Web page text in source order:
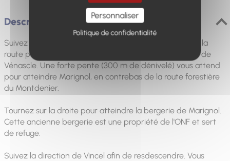
Description
Suivez la direction "collet de Naverre" en marchant sur la
route principale, mais très peu empruntée, du plateau de
Vénascle. Une forte pente (300 m de dénivelé) vous attend
pour atteindre Marignol, en contrebas de la route forestière
du Montdenier.
Tournez sur la droite pour atteindre la bergerie de Marignol.
Cette ancienne bergerie est une propriété de l'ONF et sert
de refuge.
Suivez la direction de Vincel afin de resdescendre. Vous
Personnaliser
Politique de confidentialité